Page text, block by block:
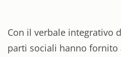
Con il verbale integrativo
parti sociali hanno fornito